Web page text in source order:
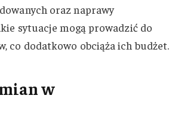
oraz naprawy
sytuacje mogą prowadzić do
co dodatkowo obciąża ich budżet.
w